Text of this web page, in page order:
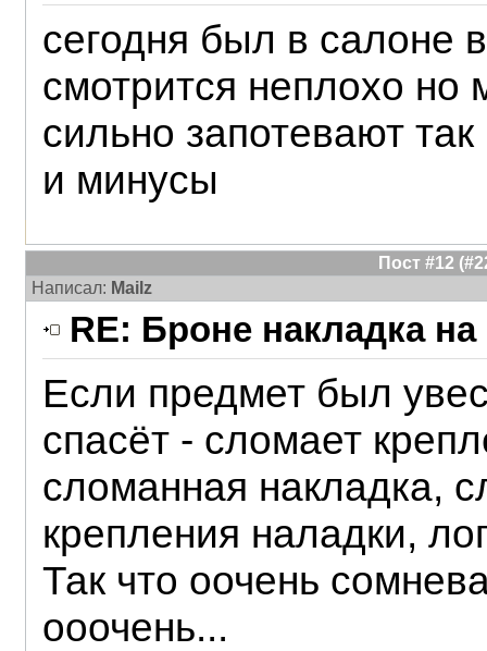
сегодня был в салоне
смотрится неплохо но
сильно запотевают
и минусы
Пост #12
Написал: Mailz
RE: Броне накладка
Если предмет был
спасёт - сломает
сломанная накладка,
крепления наладки,
Так что оочень
ооочень...